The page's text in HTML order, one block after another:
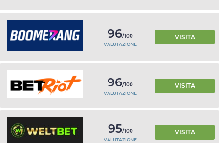
96/100
VALUTAZIONE
VISITA
96/100
VALUTAZIONE
VISITA
95/100
VALUTAZIONE
VISITA